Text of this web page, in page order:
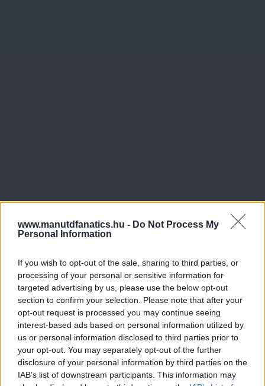
www.manutdfanatics.hu - Do Not Process My
Personal Information
If you wish to opt-out of the sale, sharing to third parties, or
processing of your personal or sensitive information for
targeted advertising by us, please use the below opt-out
section to confirm your selection. Please note that after your
opt-out request is processed you may continue seeing
interest-based ads based on personal information utilized by
us or personal information disclosed to third parties prior to
your opt-out. You may separately opt-out of the further
disclosure of your personal information by third parties on the
IAB’s list of downstream participants. This information may